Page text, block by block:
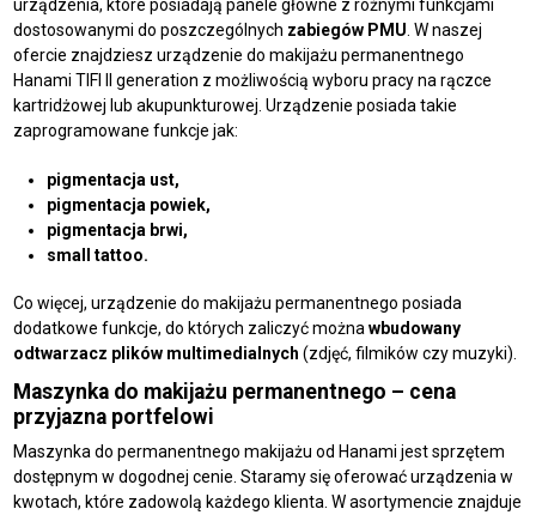
urządzenia, które posiadają panele główne z różnymi funkcjami
dostosowanymi do poszczególnych zabiegów PMU . W naszej
ofercie znajdziesz urządzenie do makijażu permanentnego
Hanami TIFI II generation z możliwością wyboru pracy na rączce
kartridżowej lub akupunkturowej. Urządzenie posiada takie
zaprogramowane funkcje jak:
pigmentacja ust,
pigmentacja powiek,
pigmentacja brwi,
small tattoo.
Co więcej, urządzenie do makijażu permanentnego posiada
dodatkowe funkcje, do których zaliczyć można wbudowany
odtwarzacz plików multimedialnych (zdjęć, filmików czy muzyki).
Maszynka do makijażu permanentnego – cena
przyjazna portfelowi
Maszynka do permanentnego makijażu od Hanami jest sprzętem
dostępnym w dogodnej cenie. Staramy się oferować urządzenia w
kwotach, które zadowolą każdego klienta. W asortymencie znajduje